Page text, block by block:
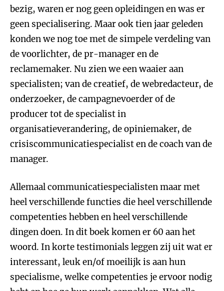
bezig, waren er nog geen opleidingen en was er
geen specialisering. Maar ook tien jaar geleden
konden we nog toe met de simpele verdeling van
de voorlichter, de pr-manager en de
reclamemaker. Nu zien we een waaier aan
specialisten; van de creatief, de webredacteur, de
onderzoeker, de campagnevoerder of de
producer tot de specialist in
organisatieverandering, de opiniemaker, de
crisiscommunicatiespecialist en de coach van de
manager.
Allemaal communicatiespecialisten maar met
heel verschillende functies die heel verschillende
competenties hebben en heel verschillende
dingen doen. In dit boek komen er 60 aan het
woord. In korte testimonials leggen zij uit wat er
interessant, leuk en/of moeilijk is aan hun
specialisme, welke competenties je ervoor nodig